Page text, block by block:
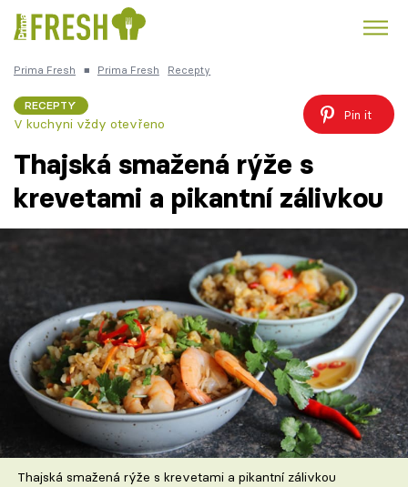
Česká kuchyně Čokoláda
Články
TV Program
Škola vaření
Recepty z TV
Prima Fresh ■ Prima Fresh Recepty
RECEPTY
V kuchyni vždy otevřeno
Pin it
Thajská smažená rýže s
krevetami a pikantní zálivkou
Thajská smažená rýže s krevetami a pikantní zálivkou